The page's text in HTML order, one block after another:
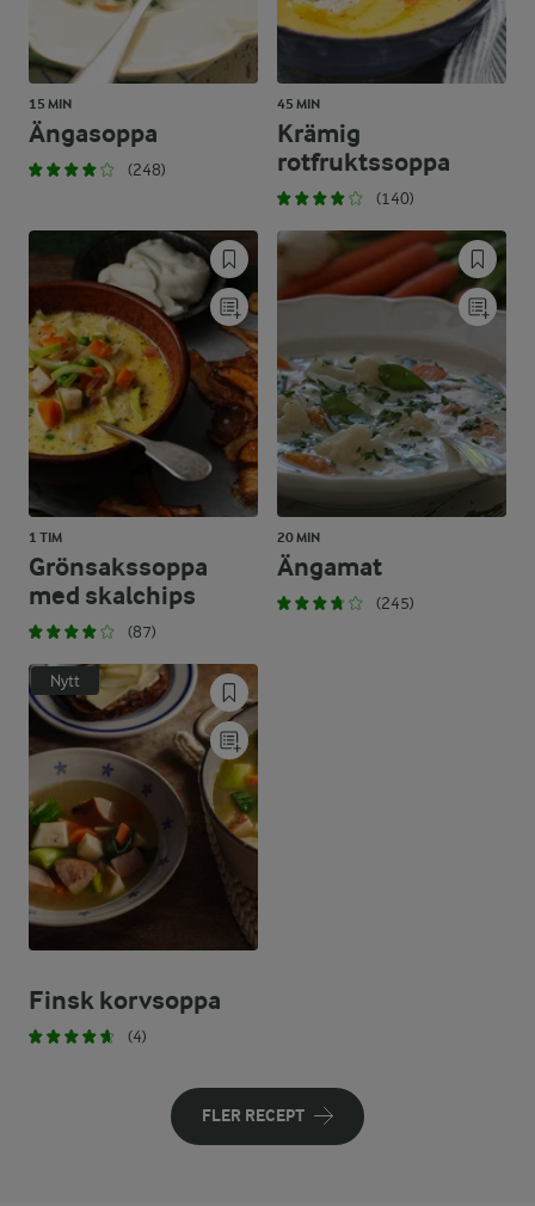
15 MIN
Ängasoppa
(248)
45 MIN
Krämig
rotfruktssoppa
(140)
1 TIM
Grönsakssoppa
med skalchips
(87)
20 MIN
Ängamat
(245)
Nytt
Finsk korvsoppa
(4)
FLER RECEPT